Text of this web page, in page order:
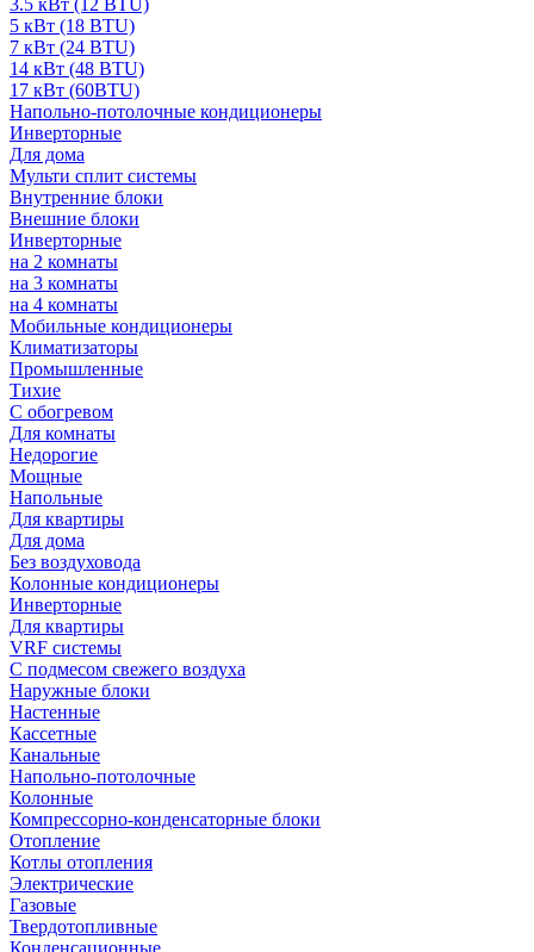
3.5 кВт (12 BTU)
5 кВт (18 BTU)
7 кВт (24 BTU)
14 кВт (48 BTU)
17 кВт (60BTU)
Напольно-потолочные кондиционеры
Инверторные
Для дома
Мульти сплит системы
Внутренние блоки
Внешние блоки
Инверторные
на 2 комнаты
на 3 комнаты
на 4 комнаты
Мобильные кондиционеры
Климатизаторы
Промышленные
Тихие
С обогревом
Для комнаты
Недорогие
Мощные
Напольные
Для квартиры
Для дома
Без воздуховода
Колонные кондиционеры
Инверторные
Для квартиры
VRF системы
С подмесом свежего воздуха
Наружные блоки
Настенные
Кассетные
Канальные
Напольно-потолочные
Колонные
Компрессорно-конденсаторные блоки
Отопление
Котлы отопления
Электрические
Газовые
Твердотопливные
Конденсационные